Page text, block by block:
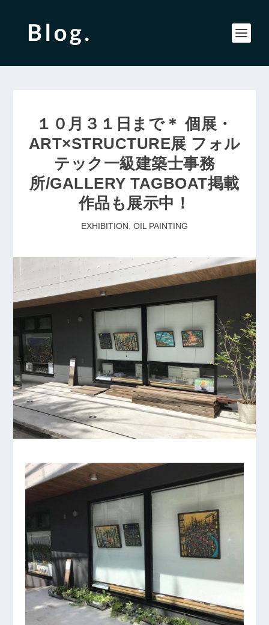
１０月３１日まで＊ 個展・
ART×STRUCTURE展 フォル
テック一級建築士事務
所/GALLERY TAGBOAT掲載
作品も展示中！
EXHIBITION OIL PAINTING